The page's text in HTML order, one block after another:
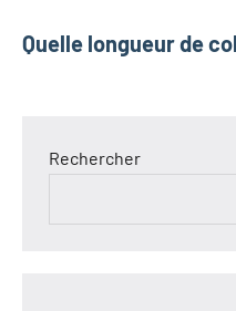
Quelle longueur de
Rechercher